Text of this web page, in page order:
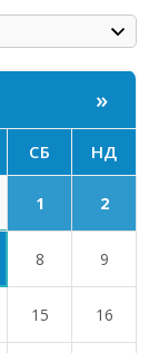
»
СБ НД
1 2
8 9
15 16